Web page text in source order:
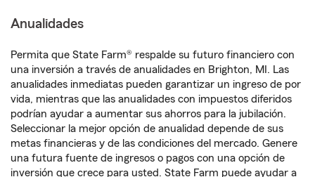
Anualidades
Permita que State Farm® respalde su futuro financiero con
una inversión a través de anualidades en Brighton, MI. Las
anualidades inmediatas pueden garantizar un ingreso de por
vida, mientras que las anualidades con impuestos diferidos
podrían ayudar a aumentar sus ahorros para la jubilación.
Seleccionar la mejor opción de anualidad depende de sus
metas financieras y de las condiciones del mercado. Genere
una futura fuente de ingresos o pagos con una opción de
inversión que crece para usted. State Farm puede ayudar a